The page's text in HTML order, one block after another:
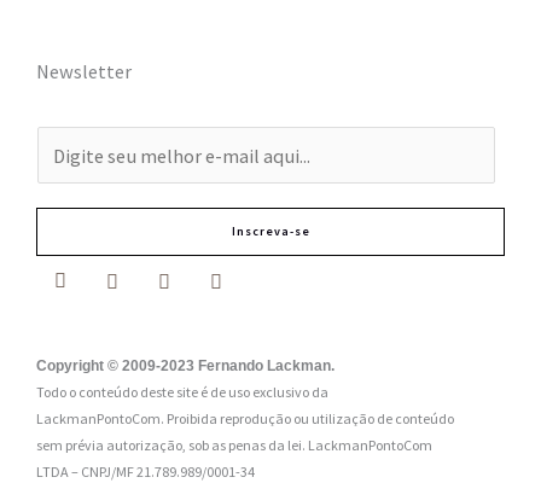
Newsletter
-
a
:
*
Inscreva-se
Copyright © 2009-2023 Fernando Lackman.
Todo o conteúdo deste site é de uso exclusivo da
LackmanPontoCom. Proibida reprodução ou utilização de conteúdo
sem prévia autorização, sob as penas da lei. LackmanPontoCom
LTDA – CNPJ/MF 21.789.989/0001-34